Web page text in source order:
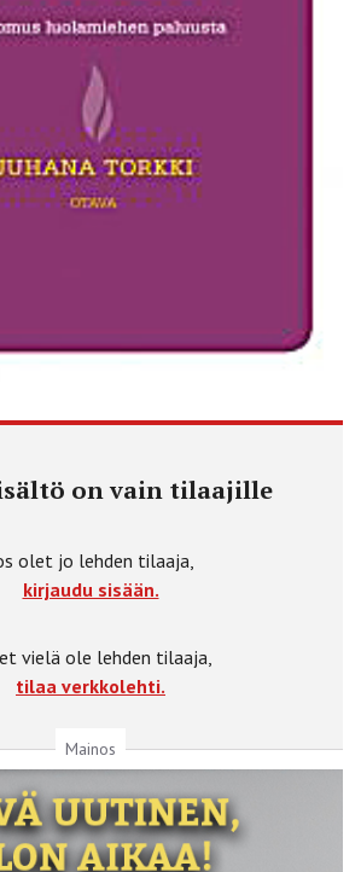
on vain tilaajille
olet jo lehden tilaaja,
kirjaudu sisään.
vielä ole lehden tilaaja,
tilaa verkkolehti.
Mainos